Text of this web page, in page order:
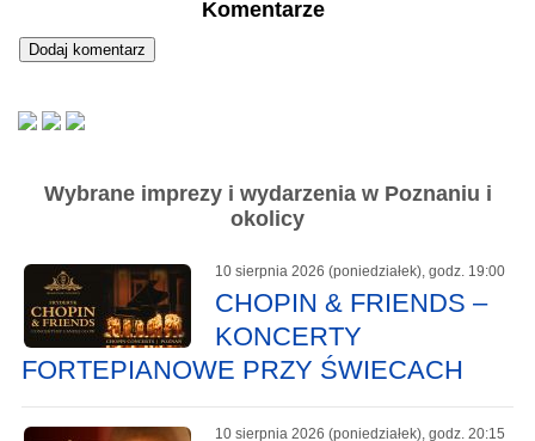
Komentarze
Wybrane imprezy i wydarzenia w Poznaniu i
okolicy
10 sierpnia 2026 (poniedziałek), godz. 19:00
CHOPIN & FRIENDS –
KONCERTY
FORTEPIANOWE PRZY ŚWIECACH
10 sierpnia 2026 (poniedziałek), godz. 20:15